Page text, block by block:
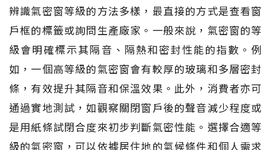
辨識氣密窗等級的方法多樣，最直接的方式是查看窗
戶框的標籤或詢問生產廠家。一般來說，氣密窗的等
級會明確標示其隔音、隔熱和密封性能的指數。例
如，一個高等級的氣密窗會有較厚的玻璃和多層密封
條，有效提升其隔音和保溫效果。此外，消費者亦可
通過實地測試，如觀察關閉窗戶後的聲音減少程度或
是用紙條試閉合度來初步判斷氣密性能。選擇合適等
級的氣密窗，可以依據居住地的氣候條件和個人需求